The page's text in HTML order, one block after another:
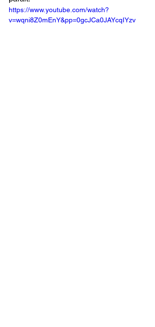
https://www.youtube.com/watch?
v=wqni8Z0mEnY&pp=0gcJCa0JAYcqIYzv